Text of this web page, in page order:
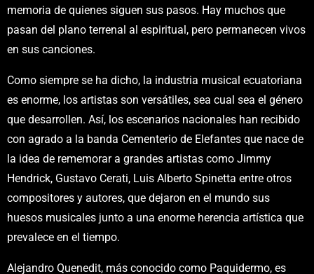
memoria de quienes siguen sus pasos. Hay muchos que
pasan del plano terrenal al espiritual, pero permanecen vivos
en sus canciones.
Como siempre se ha dicho, la industria musical ecuatoriana
es enorme, los artistas son versátiles, sea cual sea el género
que desarrollen. Así, los escenarios nacionales han recibido
con agrado a la banda Cementerio de Elefantes que nace de
la idea de rememorar a grandes artistas como Jimmy
Hendrick, Gustavo Cerati, Luis Alberto Spinetta entre otros
compositores y autores, que dejaron en el mundo sus
huesos musicales junto a una enorme herencia artística que
prevalece en el tiempo.
Alejandro Quenedit, más conocido como Paquidermo, es